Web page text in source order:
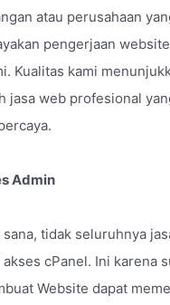
atau perusahaan
pengerjaan
Kualitas kami
jasa web profesional
Admin
sana, tidak seluruhnya
cPanel. Ini karena
Website dapat